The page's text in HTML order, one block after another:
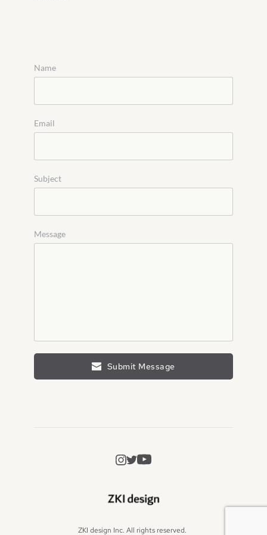
Name
Email
Subject
Message
Submit Message
ZKI design Inc. All rights reserved.